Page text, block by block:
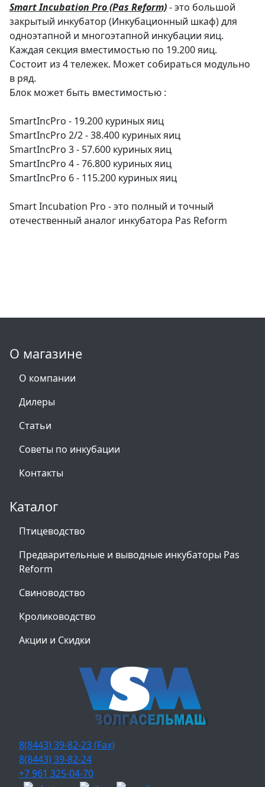
Smart Incubation Pro (Pas Reform)- это большой
закрытый инкубатор (Инкубационный шкаф) для
одноэтапной и многоэтапной инкубации яиц.
Каждая секция вместимостью по 19.200 яиц.
Состоит из 4 тележек. Может собираться модульно
в ряд.
Блок может быть вместимостью :
SmartIncPro - 19.200 куриных яиц
SmartIncPro 2/2 - 38.400 куриных яиц
SmartIncPro 3 - 57.600 куриных яиц
SmartIncPro 4 - 76.800 куриных яиц
SmartIncPro 6 - 115.200 куриных яиц
Smart Incubation Pro - это полный и точный
отечественный аналог инкубатора Pas Reform
О магазине
О компании
Дилеры
Статьи
Советы по инкубации
Контакты
Каталог
Птицеводство
Предварительные и выводные инкубаторы Pas
Reform
Свиноводство
Кролиководство
Акции и Скидки
8(8443) 39-82-23 (Fax)
8(8443) 39-82-24
+7 961 325-04-70